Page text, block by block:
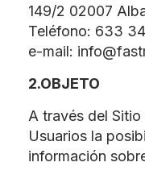
149/2 02007
Teléfono: 633
e-mail:
2.OBJETO
A través del
Usuarios la
información